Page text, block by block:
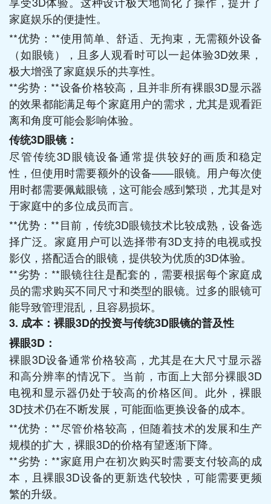
家庭娱乐的便捷性。
**优势：**使用简单、舒适、无拘束，无需额外设备
（如眼镜），且多人观看时可以一起体验3D效果，
极大增强了家庭娱乐的共享性。
**劣势：**设备价格较高，且并非所有裸眼3D显示器
的效果都能满足每个家庭用户的需求，尤其是观看距
离和角度可能会影响体验。
传统3D眼镜：
尽管传统3D眼镜设备通常提供较好的画质和稳定
性，但使用时需要额外的设备——眼镜。用户每次使
用时都需要佩戴眼镜，这可能会感到繁琐，尤其是对
于家庭中的多位成员而言。
**优势：**目前，传统3D眼镜技术比较成熟，设备选
择广泛。家庭用户可以选择带有3D支持的电视或投
影仪，搭配适合的眼镜，提供较为优质的3D体验。
**劣势：**眼镜往往是配套的，需要根据每个家庭成
员的需求购买不同尺寸和类型的眼镜。过多的眼镜可
能导致管理混乱，且容易损坏。
3. 成本：裸眼3D的投资与传统3D眼镜的普及性
裸眼3D：
裸眼3D设备通常价格较高，尤其是在大尺寸显示器
和高分辨率的情况下。当前，市面上大部分裸眼3D
电视和显示器仍处于较高的价格区间。此外，裸眼
3D技术仍在不断发展，可能面临更换设备的成本。
**优势：**尽管价格较高，但随着技术的发展和生产
规模的扩大，裸眼3D的价格有望逐渐下降。
**劣势：**家庭用户在初次购买时需要支付较高的成
本，且裸眼3D设备的更新迭代较快，可能需要更频
繁的升级。